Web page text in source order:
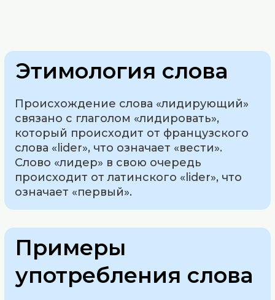
Этимология слова
Происхождение слова «лидирующий»
связано с глаголом «лидировать»,
который происходит от французского
слова «lider», что означает «вести».
Слово «лидер» в свою очередь
происходит от латинского «lider», что
означает «первый».
Примеры
употребления слова